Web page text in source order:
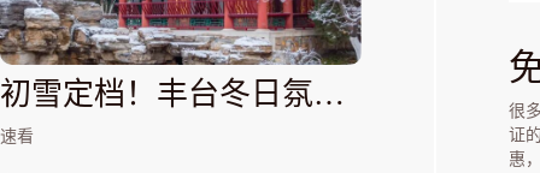
初雪定档！丰台冬日氛围组已就位！这10种浪漫玩法，暖到你心里
速看
很
证
惠